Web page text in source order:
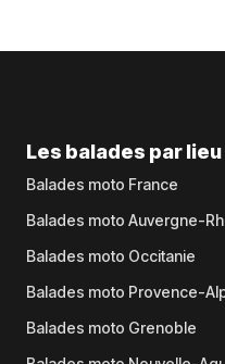
Les balades par lieu
Balades moto France
Balades moto Auvergne-
Balades moto Occitanie
Balades moto Provence-
Balades moto Grenoble